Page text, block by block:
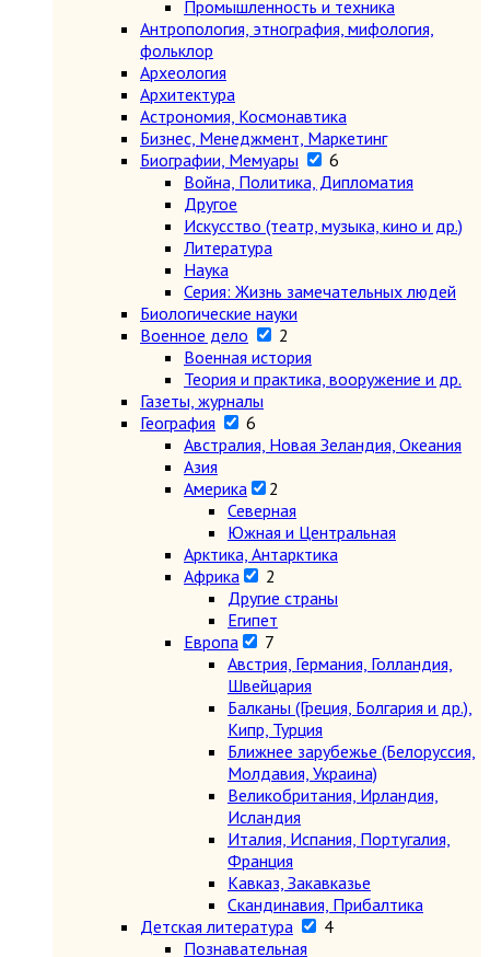
Промышленность и техника
Антропология, этнография, мифология,
фольклор
Археология
Архитектура
Астрономия, Космонавтика
Бизнес, Менеджмент, Маркетинг
Биографии, Мемуары
6
Война, Политика, Дипломатия
Другое
Искусство (театр, музыка, кино и др.)
Литература
Наука
Серия: Жизнь замечательных людей
Биологические науки
Военное дело
2
Военная история
Теория и практика, вооружение и др.
Газеты, журналы
География
6
Австралия, Новая Зеландия, Океания
Азия
Америка
2
Северная
Южная и Центральная
Арктика, Антарктика
Африка
2
Другие страны
Египет
Европа
7
Австрия, Германия, Голландия,
Швейцария
Балканы (Греция, Болгария и др.),
Кипр, Турция
Ближнее зарубежье (Белоруссия,
Молдавия, Украина)
Великобритания, Ирландия,
Исландия
Италия, Испания, Португалия,
Франция
Кавказ, Закавказье
Скандинавия, Прибалтика
Детская литература
4
Познавательная